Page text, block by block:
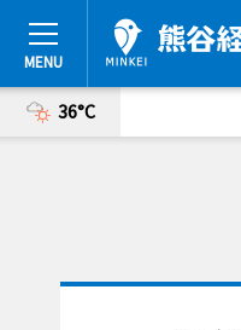
36°C